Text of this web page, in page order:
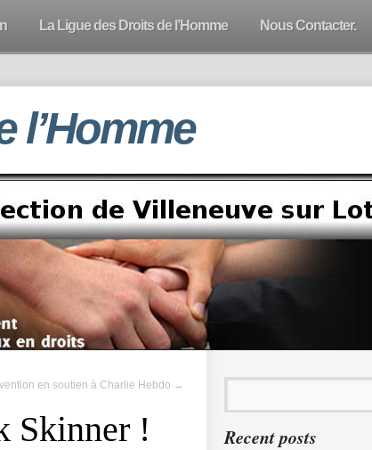
La Ligue des Droits de l’Homme Nous Contacter.
l’Homme
en soutien à Charlie Hebdo →
Skinner ! Recent posts